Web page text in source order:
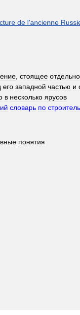
de l'ancienne
стоящее отдельно
его западной частью и
в несколько ярусов
словарь по
понятия